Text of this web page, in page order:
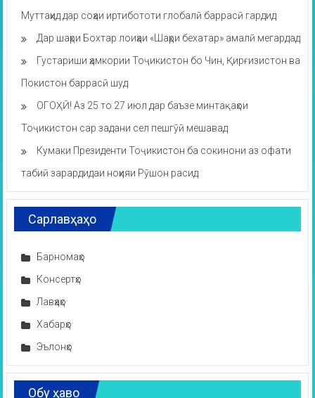
Муттаҳид дар соҳаи иртибототи глобалӣ баррасӣ гардид
Дар шаҳри Бохтар лоиҳаи «Шаҳри бехатар» амалӣ мегардад
Густариши ҳамкории Тоҷикистон бо Чин, Қирғизистон ва
Покистон баррасӣ шуд
ОГОҲӢ! Аз 25 то 27 июл дар баъзе минтақаҳои
Тоҷикистон сар задани сел пешгӯӣ мешавад
Кумаки Президенти Тоҷикистон ба сокинони аз офати
табиӣ зарардидаи ноҳияи Рӯшон расид
Сарлавҳаҳо
Барномаҳо
Консертҳо
Лавҳаҳо
Хабарҳо
Эълонҳо
Обу ҳаво